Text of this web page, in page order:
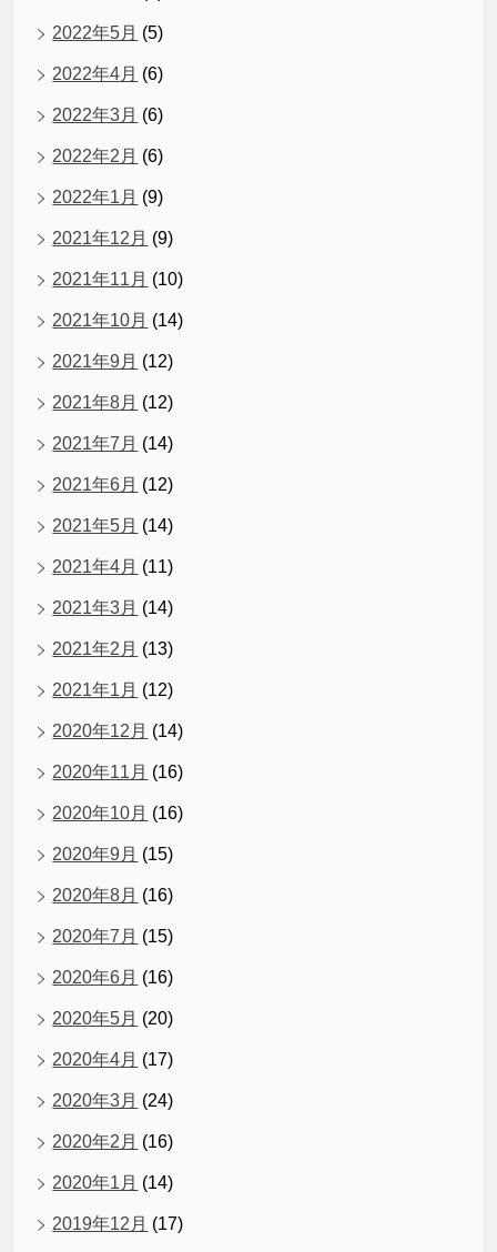
2022年5月 (5)
2022年4月 (6)
2022年3月 (6)
2022年2月 (6)
2022年1月 (9)
2021年12月 (9)
2021年11月 (10)
2021年10月 (14)
2021年9月 (12)
2021年8月 (12)
2021年7月 (14)
2021年6月 (12)
2021年5月 (14)
2021年4月 (11)
2021年3月 (14)
2021年2月 (13)
2021年1月 (12)
2020年12月 (14)
2020年11月 (16)
2020年10月 (16)
2020年9月 (15)
2020年8月 (16)
2020年7月 (15)
2020年6月 (16)
2020年5月 (20)
2020年4月 (17)
2020年3月 (24)
2020年2月 (16)
2020年1月 (14)
2019年12月 (17)